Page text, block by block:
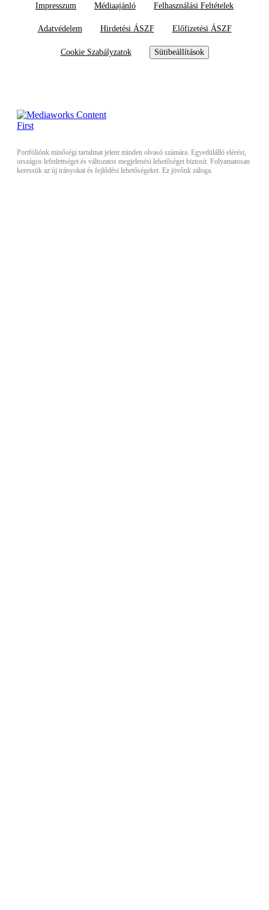
Impresszum Médiaajánló Felhasználási Feltételek
Adatvédelem Hirdetési ÁSZF Előfizetési ÁSZF
Cookie Szabályzatok Sütibeállítások
Portfóliónk minőségi tartalmat jelent minden olvasó számára. Egyedülálló elérést,
országos lefedettséget és változatos megjelenési lehetőséget biztosít. Folyamatosan
keressük az új irányokat és fejlődési lehetőségeket. Ez jövőnk záloga.